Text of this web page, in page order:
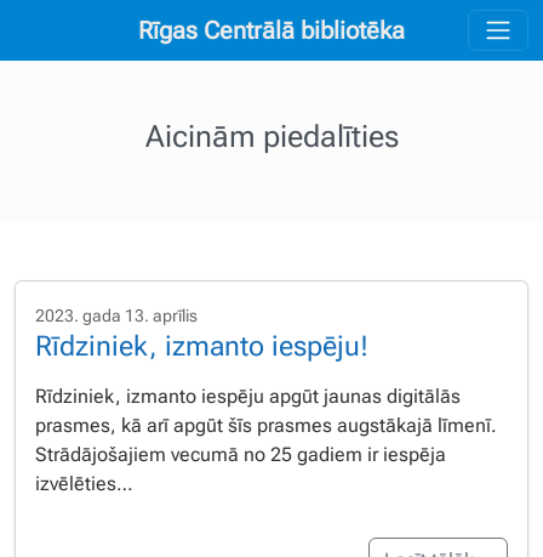
Rīgas Centrālā bibliotēka
Aicinām piedalīties
2023. gada 13. aprīlis
Rīdziniek, izmanto iespēju!
Rīdziniek, izmanto iespēju apgūt jaunas digitālās
prasmes, kā arī apgūt šīs prasmes augstākajā līmenī.
Strādājošajiem vecumā no 25 gadiem ir iespēja
izvēlēties…